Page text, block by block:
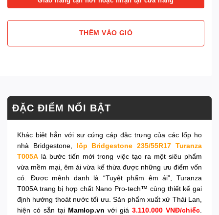
THÊM VÀO GIỎ
ĐẶC ĐIỂM NỔI BẬT
Khác biệt hẳn với sự cứng cáp đặc trưng của các lốp họ
nhà Bridgestone, lốp Bridgestone 235/55R17 Turanza
T005A là bước tiến mới trong việc tạo ra một siêu phẩm
vừa mềm mại, êm ái vừa kế thừa được những ưu điểm vốn
có. Được mệnh danh là “Tuyệt phẩm êm ái”, Turanza
T005A trang bị hợp chất Nano Pro-tech™ cùng thiết kế gai
định hướng thoát nước tối ưu. Sản phẩm xuất xứ Thái Lan,
hiện có sẵn tại Mamlop.vn với giá 3.110.000 VNĐ/chiếc.